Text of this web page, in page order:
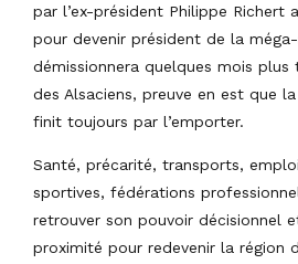
par l’ex-président Philippe Richert
pour devenir président de la
démissionnera quelques mois
des Alsaciens, preuve en est que
finit toujours par l’emporter.
Santé, précarité, transports,
sportives, fédérations
retrouver son pouvoir décisionnel
proximité pour redevenir la région